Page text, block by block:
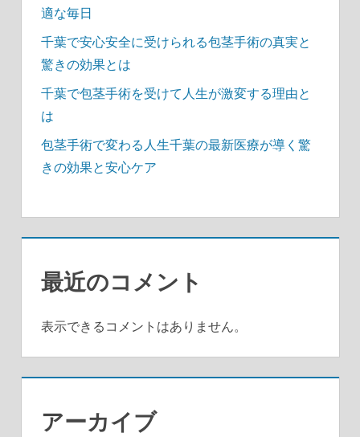
適な毎日
千葉で安心安全に受けられる包茎手術の真実と
驚きの効果とは
千葉で包茎手術を受けて人生が激変する理由と
は
包茎手術で変わる人生千葉の最新医療が導く驚
きの効果と安心ケア
最近のコメント
表示できるコメントはありません。
アーカイブ